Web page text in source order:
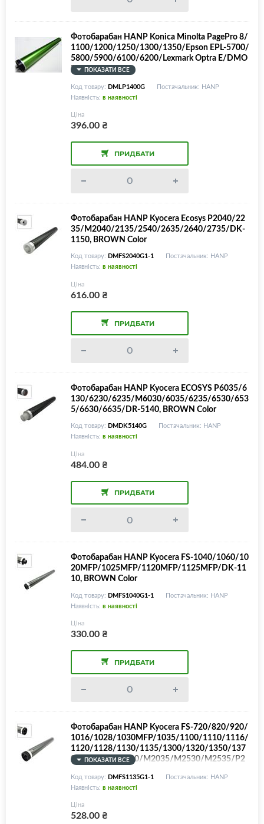
Фотобарабан HANP Konica Minolta PagePro 8/
1100/1200/1250/1300/1350/Epson EPL-5700/
5800/5900/6100/6200/Lexmark Optra E/DMO
PTEGПОКАЗАТИ ВСЕ
Код товару: DMLP1400G
Постачальник: HANP
Наявність: в наявності
Ціна
396.00₴
ПРИДБАТИ
Фотобарабан HANP Kyocera Ecosys P2040/22
35/M2040/2135/2540/2635/2640/2735/DK-
1150, BROWN Color
Код товару: DMFS2040G1-1
Постачальник: HANP
Наявність: в наявності
Ціна
616.00₴
ПРИДБАТИ
Фотобарабан HANP Kyocera ECOSYS P6035/6
130/6230/6235/M6030/6035/6235/6530/653
5/6630/6635/DR-5140, BROWN Color
Код товару: DMDK5140G
Постачальник: HANP
Наявність: в наявності
Ціна
484.00₴
ПРИДБАТИ
Фотобарабан HANP Kyocera FS-1040/1060/10
20MFP/1025MFP/1120MFP/1125MFP/DK-11
10, BROWN Color
Код товару: DMFS1040G1-1
Постачальник: HANP
Наявність: в наявності
Ціна
330.00₴
ПРИДБАТИ
Фотобарабан HANP Kyocera FS-720/820/920/
1016/1028/1030MFP/1035/1100/1110/1116/
1120/1128/1130/1135/1300/1320/1350/137
0/ECOSYS M2030/M2035/M2530/M2535/P2
035/P2135/Epson M2000/2300/240/KM-281
0/2820/TK-1140/DK-110/DK-130/DK-170, 36
teeth, BROWN Color
ПОКАЗАТИ ВСЕ
Код товару: DMFS1135G1-1
Постачальник: HANP
Наявність: в наявності
Ціна
528.00₴